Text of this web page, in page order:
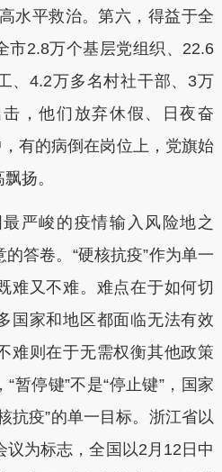
水平救治。第六，得益于全
市2.8万个基层党组织、22.6
、4.2万多名村社干部、3万
，他们放弃休假、日夜奋
有的病倒在岗位上，党旗始
扬。
峻的疫情输入风险地之
答卷。“硬核抗疫”作为单一
难又不难。难点在于如何切
国家和地区都面临无法有效
难则在于无需权衡其他政策
暂停键”不是“停止键”，国家
抗疫”的单一目标。浙江省以
议为标志，全国以2月12日中